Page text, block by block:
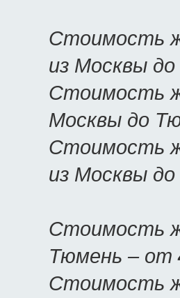
Стоимость
из Москвы
Стоимость
Москвы до
Стоимость
из Москвы
Стоимость
Тюмень – от
Стоимость